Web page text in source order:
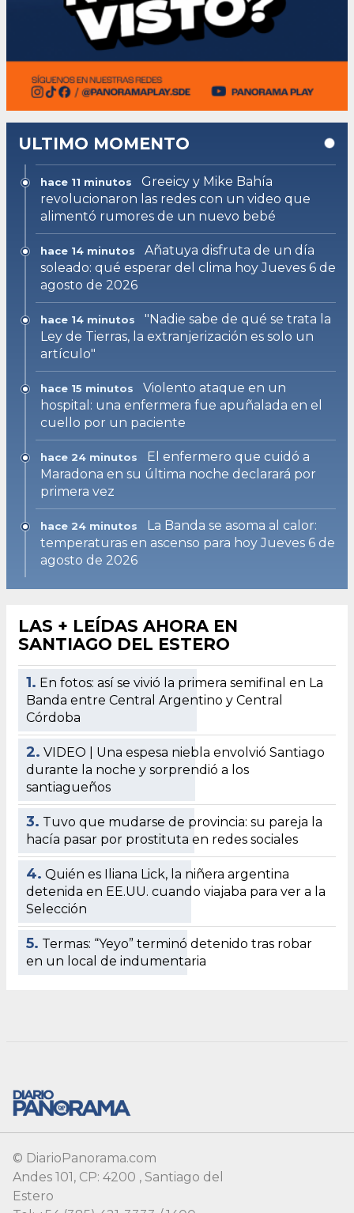
ULTIMO MOMENTO
hace 11 minutos
Greeicy y Mike Bahía
revolucionaron las redes con un video que
alimentó rumores de un nuevo bebé
hace 14 minutos
Añatuya disfruta de un día
soleado: qué esperar del clima hoy Jueves 6 de
agosto de 2026
hace 14 minutos
"Nadie sabe de qué se trata la
Ley de Tierras, la extranjerización es solo un
artículo"
hace 15 minutos
Violento ataque en un
hospital: una enfermera fue apuñalada en el
cuello por un paciente
hace 24 minutos
El enfermero que cuidó a
Maradona en su última noche declarará por
primera vez
hace 24 minutos
La Banda se asoma al calor:
temperaturas en ascenso para hoy Jueves 6 de
agosto de 2026
LAS + LEÍDAS AHORA EN
SANTIAGO DEL ESTERO
1. En fotos: así se vivió la primera semifinal en La
Banda entre Central Argentino y Central
Córdoba
2. VIDEO | Una espesa niebla envolvió Santiago
durante la noche y sorprendió a los
santiagueños
3. Tuvo que mudarse de provincia: su pareja la
hacía pasar por prostituta en redes sociales
4. Quién es Iliana Lick, la niñera argentina
detenida en EE.UU. cuando viajaba para ver a la
Selección
5. Termas: “Yeyo” terminó detenido tras robar
en un local de indumentaria
© DiarioPanorama.com
Andes 101, CP: 4200 , Santiago del
Estero